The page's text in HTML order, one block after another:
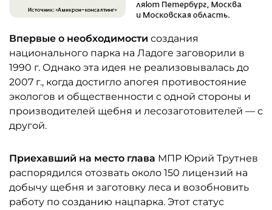
Впервые о необходимости создания
национального парка на Ладоге заговорили в
1990 г. Однако эта идея не реализовывалась до
2007 г., когда достигло апогея противостояние
экологов и общественности с одной стороны и
производителей щебня и лесозаготовителей — с
другой.
Приехавший на место глава МПР Юрий Трутнев
распорядился отозвать около 150 лицензий на
добычу щебня и заготовку леса и возобновить
работу по созданию нацпарка. Этот статус